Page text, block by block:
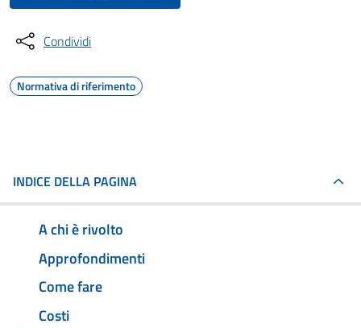
Condividi
Normativa di riferimento
INDICE DELLA PAGINA
A chi è rivolto
Approfondimenti
Come fare
Costi